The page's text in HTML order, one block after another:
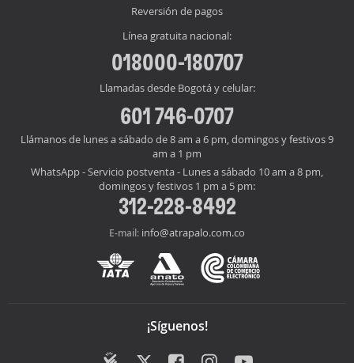
Reversión de pagos
Línea gratuita nacional:
018000-180707
Llamadas desde Bogotá y celular:
601 746-0707
Llámanos de lunes a sábado de 8 am a 6 pm, domingos y festivos 9
am a 1 pm
WhatsApp - Servicio postventa - Lunes a sábado 10 am a 8 pm,
domingos y festivos 1 pm a 5 pm:
312-228-8492
E-mail: info@atrapalo.com.co
¡Síguenos!